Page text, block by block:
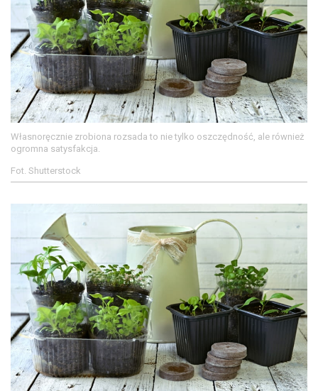
Własnoręcznie zrobiona rozsada to nie tylko oszczędność, ale również
ogromna satysfakcja.
Fot. Shutterstock